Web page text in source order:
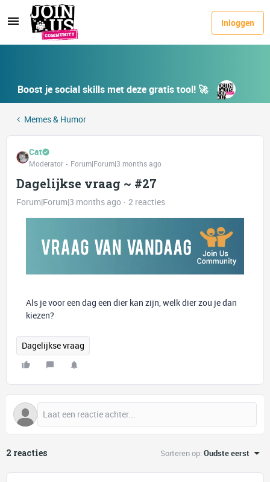
Inloggen
Boost je social skills met deze gratis tool! 🚀
Memes & Humor
Cat
Moderator Forum|Forum|3 months ago
Dagelijkse vraag ~ #27
Forum|Forum|3 months ago 2 reacties
Als je voor een dag een dier kan zijn, welk dier zou je dan
kiezen?
Dagelijkse vraag
2 reacties Sorteren op:Oudste eerst